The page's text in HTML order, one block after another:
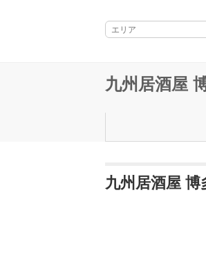
九州居酒屋
九州居酒屋 博